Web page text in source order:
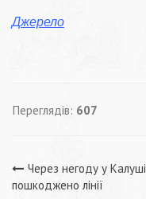
Джерело
Переглядів: 607
Навігація
Через негоду у Калуші
пошкоджено лінії